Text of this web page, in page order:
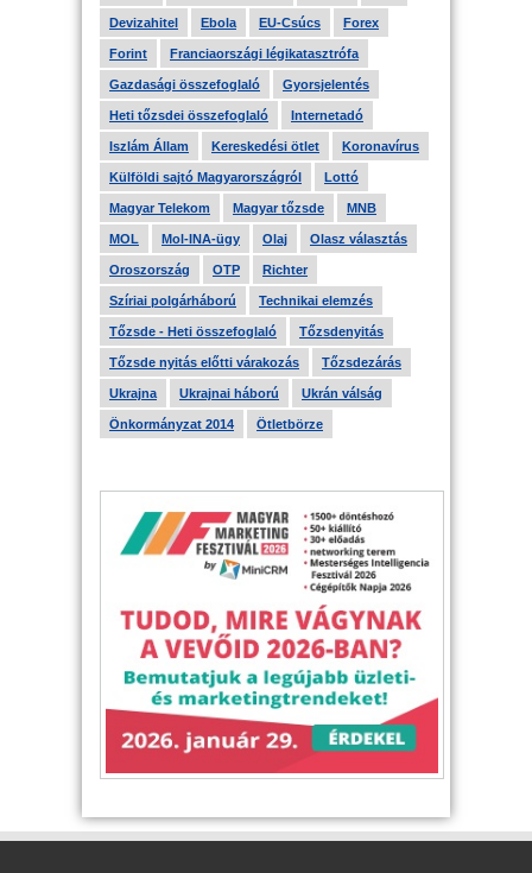
Devizahitel Ebola EU-Csúcs Forex
Forint Franciaországi légikatasztrófa
Gazdasági összefoglaló Gyorsjelentés
Heti tőzsdei összefoglaló Internetadó
Iszlám Állam Kereskedési ötlet Koronavírus
Külföldi sajtó Magyarországról Lottó
Magyar Telekom Magyar tőzsde MNB
MOL Mol-INA-ügy Olaj Olasz választás
Oroszország OTP Richter
Szíriai polgárháború Technikai elemzés
Tőzsde - Heti összefoglaló Tőzsdenyitás
Tőzsde nyitás előtti várakozás Tőzsdezárás
Ukrajna Ukrajnai háború Ukrán válság
Önkormányzat 2014 Ötletbörze